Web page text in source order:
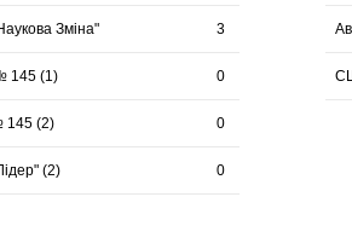
Зміна" 3
145 (1) 0
(2) 0
(2) 0